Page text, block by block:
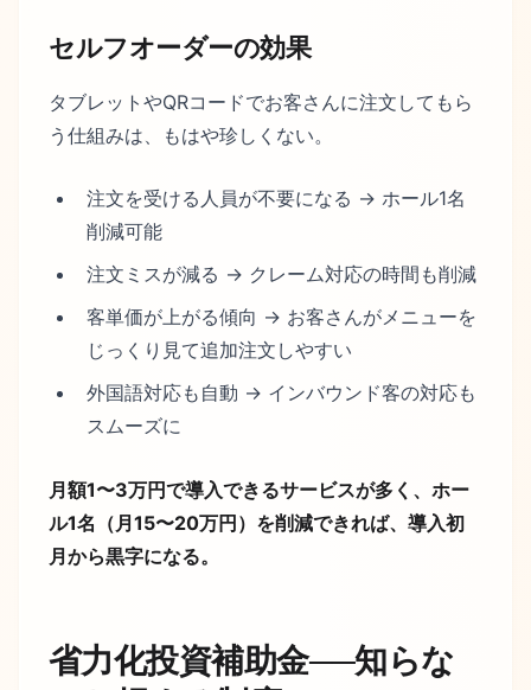
セルフオーダーの効果
タブレットやQRコードでお客さんに注文してもら
う仕組みは、もはや珍しくない。
注文を受ける人員が不要になる → ホール1名
削減可能
注文ミスが減る → クレーム対応の時間も削減
客単価が上がる傾向 → お客さんがメニューを
じっくり見て追加注文しやすい
外国語対応も自動 → インバウンド客の対応も
スムーズに
月額1〜3万円で導入できるサービスが多く、ホー
ル1名（月15〜20万円）を削減できれば、導入初
月から黒字になる。
省力化投資補助金──知らな